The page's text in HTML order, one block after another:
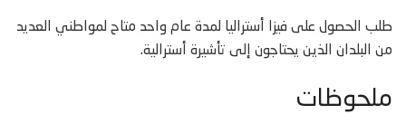
طلب الحصول على فيزا أستراليا لمدة عام واحد متاح لمواطني العديد
من البلدان الذين يحتاجون إلى تأشيرة أسترالية.
ملحوظات